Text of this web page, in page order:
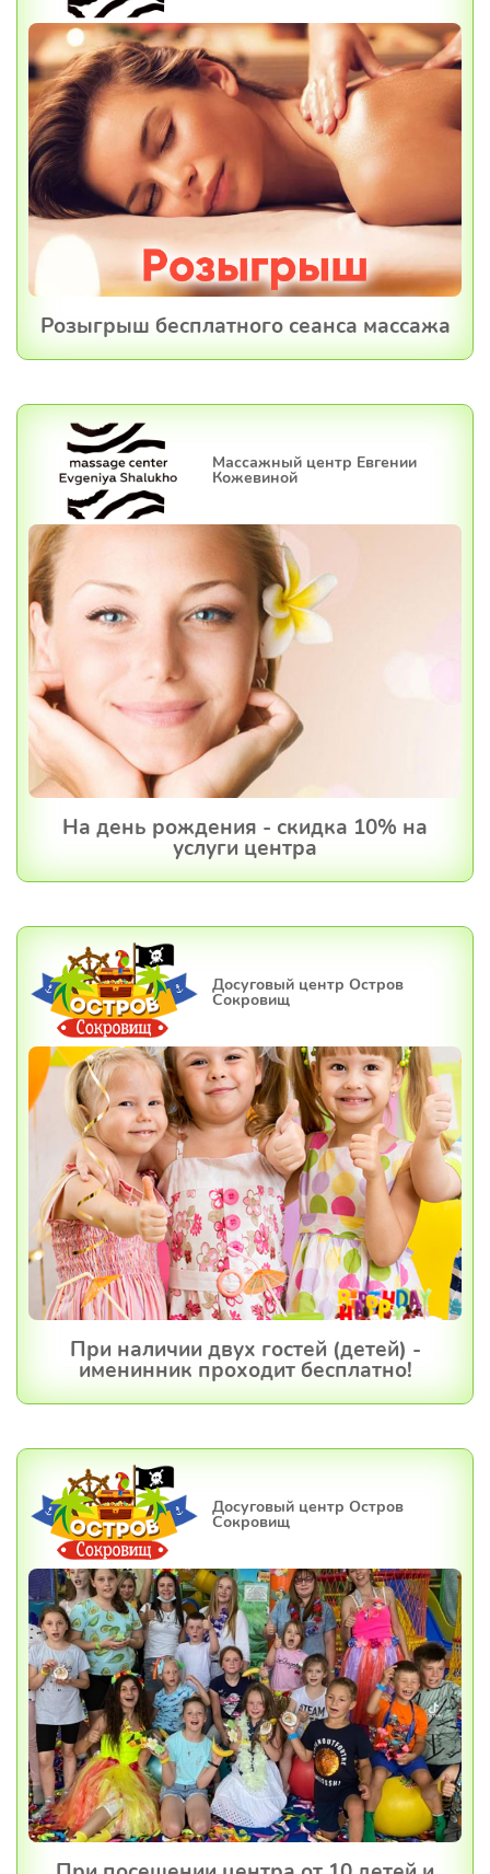
Розыгрыш бесплатного сеанса массажа
Массажный центр Евгении
Кожевиной
На день рождения - скидка 10% на
услуги центра
Досуговый центр Остров
Сокровищ
При наличии двух гостей (детей) -
именинник проходит бесплатно!
Досуговый центр Остров
Сокровищ